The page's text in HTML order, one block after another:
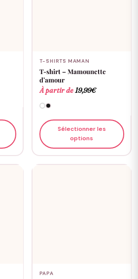
T-SHIRTS MAMAN
T-shirt – Mamounette
d’amour
À partir de19,99€
Sélectionner les
options
PAPA